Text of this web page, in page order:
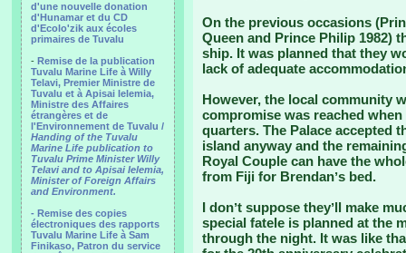
d'une nouvelle donation
d'Hunamar et du CD
d'Ecolo'zik aux écoles
primaires de Tuvalu
- Remise de la publication
Tuvalu Marine Life à Willy
Telavi, Premier Ministre de
Tuvalu et à Apisai Ielemia,
Ministre des Affaires
étrangères et de
l'Environnement de Tuvalu /
Handing of the Tuvalu
Marine Life publication to
Tuvalu Prime Minister Willy
Telavi and to Apisai Ielemia,
Minister of Foreign Affairs
and Environment.
- Remise des copies
électroniques des rapports
Tuvalu Marine Life à Sam
Finikaso, Patron du service
On the previous occasions
Queen and Prince Philip 1982)
ship. It was planned that they
lack of adequate
However, the local community
compromise was reached
quarters. The Palace accepted
island anyway and the
Royal Couple can have the
from Fiji for Brendanʼs bed.
I donʼt suppose theyʼll make
special fatele is planned at the
through the night. It was like